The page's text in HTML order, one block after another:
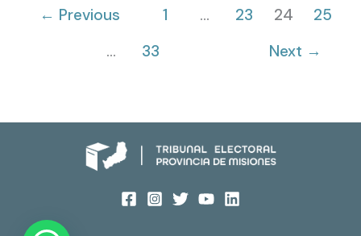
← Previous 1 … 23 24
25
…
33 Next →